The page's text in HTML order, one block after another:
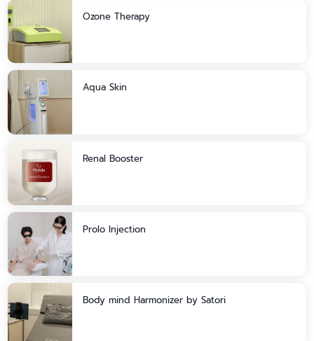
Ozone Therapy
Aqua Skin
Renal Booster
Prolo Injection
Body mind Harmonizer by Satori